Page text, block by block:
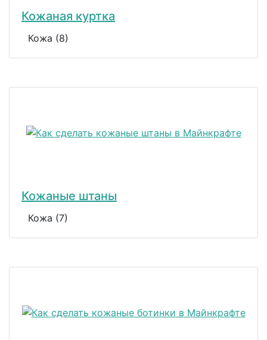
Кожаная куртка
Кожа (8)
Кожаные штаны
Кожа (7)